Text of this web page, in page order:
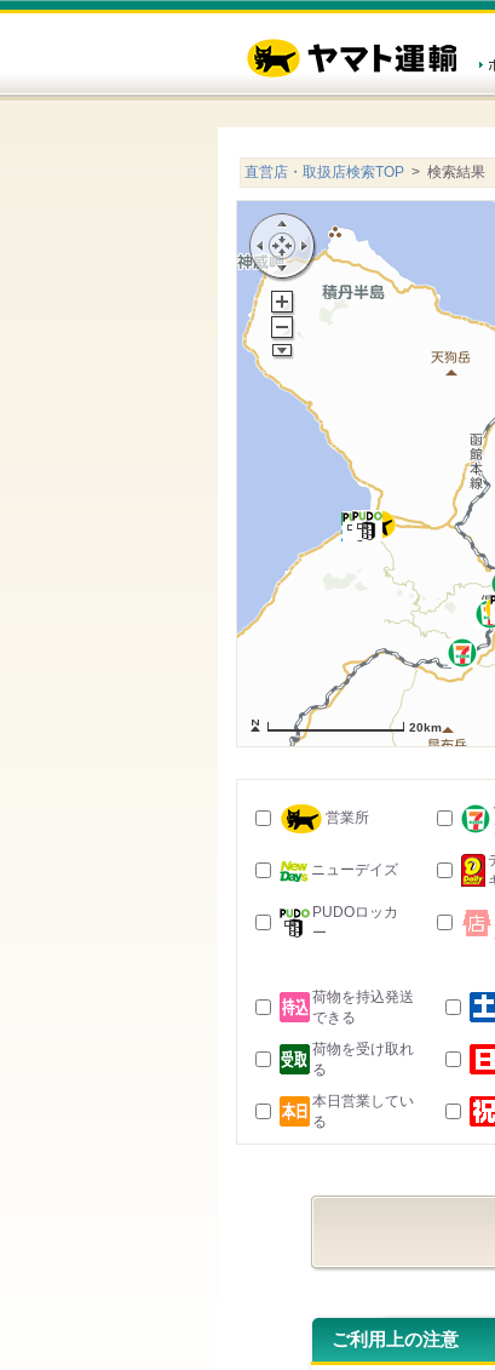
直営店・取扱店検索TOP > 検索結果
20km
営業所
ニューデイズ
PUDOロッカ
ー
荷物を持込発送
できる
荷物を受け取れ
る
本日営業してい
る
ご利用上の注意